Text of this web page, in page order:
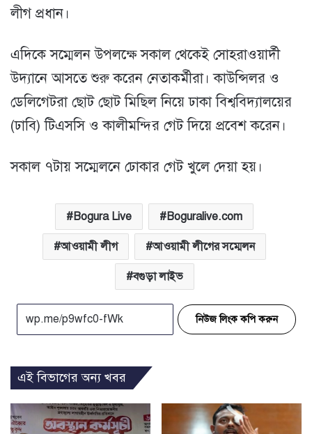
লীগ প্রধান।
এদিকে সম্মেলন উপলক্ষে সকাল থেকেই সোহরাওয়ার্দী
উদ্যানে আসতে শুরু করেন নেতাকর্মীরা। কাউন্সিলর ও
ডেলিগেটরা ছোট ছোট মিছিল নিয়ে ঢাকা বিশ্ববিদ্যালয়ের
(ঢাবি) টিএসসি ও কালীমন্দির গেট দিয়ে প্রবেশ করেন।
সকাল ৭টায় সম্মেলনে ঢোকার গেট খুলে দেয়া হয়।
Bogura Live Boguralive.com
আওয়ামী লীগ আওয়ামী লীগের সম্মেলন
বগুড়া লাইভ
নিউজ লিংক কপি করুন
এই বিভাগের অন্য খবর